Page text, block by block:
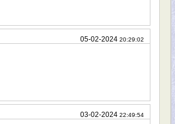
05-02-2024 20:29:02
03-02-2024 22:49:54